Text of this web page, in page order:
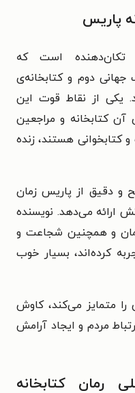
پاریس
تکان‌دهنده است که
جهانی دوم و کتابخانه‌ی
یکی از نقاط قوت این
کتابخانه و مراجعین
کتابخوانی هستند، زنده
و دقیق از پاریس زمان
ارائه می‌دهد. نویسنده
و همچنین شجاعت و
کرده‌اند، بسیار خوب
را متمایز می‌کند، کاوش
مردم و ایجاد آرامش
رمان کتابخانه